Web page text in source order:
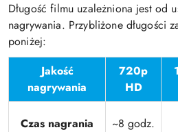
Długość filmu uzależniona jest od
nagrywania. Przybliżone długości
poniżej:
Jakość
nagrywania
720p
HD
Czas nagrania ~8 godz.